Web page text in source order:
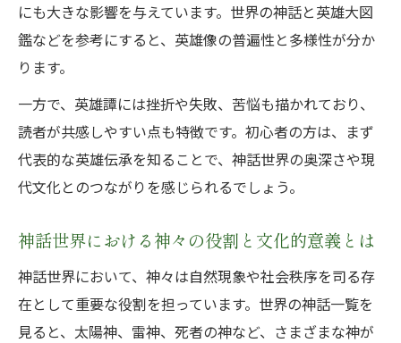
にも大きな影響を与えています。世界の神話と英雄大図
鑑などを参考にすると、英雄像の普遍性と多様性が分か
ります。
一方で、英雄譚には挫折や失敗、苦悩も描かれており、
読者が共感しやすい点も特徴です。初心者の方は、まず
代表的な英雄伝承を知ることで、神話世界の奥深さや現
代文化とのつながりを感じられるでしょう。
神話世界における神々の役割と文化的意義とは
神話世界において、神々は自然現象や社会秩序を司る存
在として重要な役割を担っています。世界の神話一覧を
見ると、太陽神、雷神、死者の神など、さまざまな神が